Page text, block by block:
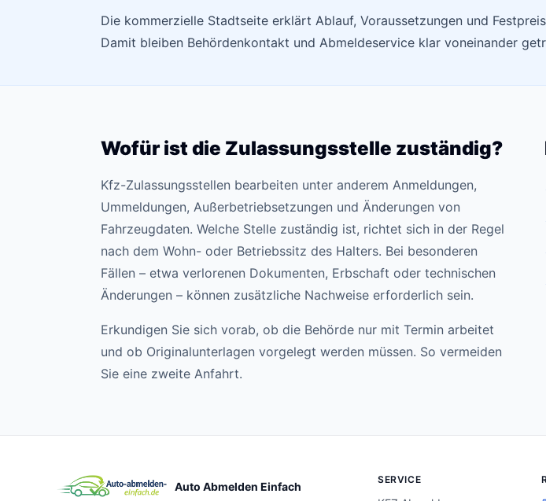
Die kommerzielle Stadtseite erklärt Ablauf, Voraussetzungen und
Damit bleiben Behördenkontakt und Abmeldeservice klar voneinander
Wofür ist die Zulassungsstelle zuständig?
Kfz-Zulassungsstellen bearbeiten unter anderem Anmeldungen,
Ummeldungen, Außerbetriebsetzungen und Änderungen von
Fahrzeugdaten. Welche Stelle zuständig ist, richtet sich in der Regel
nach dem Wohn- oder Betriebssitz des Halters. Bei besonderen
Fällen – etwa verlorenen Dokumenten, Erbschaft oder technischen
Änderungen – können zusätzliche Nachweise erforderlich sein.
Erkundigen Sie sich vorab, ob die Behörde nur mit Termin arbeitet
und ob Originalunterlagen vorgelegt werden müssen. So vermeiden
Sie eine zweite Anfahrt.
Auto Abmelden Einfach SERVICE